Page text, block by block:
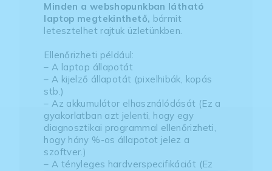
Minden a webshopunkban látható
laptop megtekinthető, bármit
letesztelhet rajtuk üzletünkben.
Ellenőrizheti például:
– A laptop állapotát
– A kijelző állapotát (pixelhibák, kopás
stb.)
– Az akkumulátor elhasználódását (Ez a
gyakorlatban azt jelenti, hogy egy
diagnosztikai programmal ellenőrizheti,
hogy hány %-os állapotot jelez a
szoftver.)
– A tényleges hardverspecifikációt (Ez